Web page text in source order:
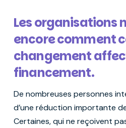
Les organisations
encore comment
changement
financement.
De nombreuses personnes
d’une réduction importante
Certaines, qui ne reçoivent